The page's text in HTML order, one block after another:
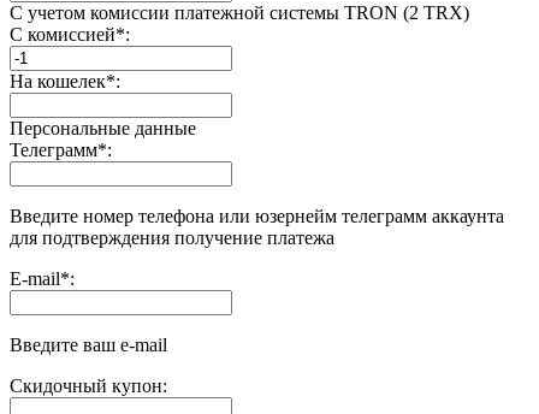
С учетом комиссии платежной системы TRON (2 TRX)
С комиссией*:
На кошелек*:
Персональные данные
Телеграмм*:
Введите номер телефона или юзернейм телеграмм аккаунта
для подтверждения получение платежа
E-mail*:
Введите ваш e-mail
Скидочный купон: